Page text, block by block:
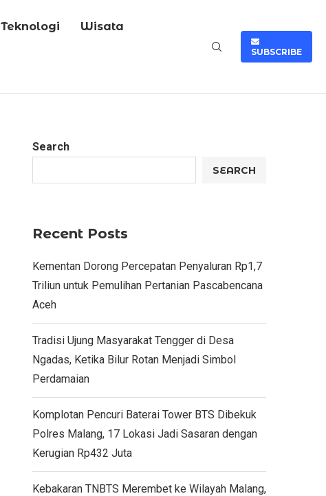
Teknologi Wisata
SUBSCRIBE
Search
SEARCH
Recent Posts
Kementan Dorong Percepatan Penyaluran Rp1,7
Triliun untuk Pemulihan Pertanian Pascabencana
Aceh
Tradisi Ujung Masyarakat Tengger di Desa
Ngadas, Ketika Bilur Rotan Menjadi Simbol
Perdamaian
Komplotan Pencuri Baterai Tower BTS Dibekuk
Polres Malang, 17 Lokasi Jadi Sasaran dengan
Kerugian Rp432 Juta
Kebakaran TNBTS Merembet ke Wilayah Malang,